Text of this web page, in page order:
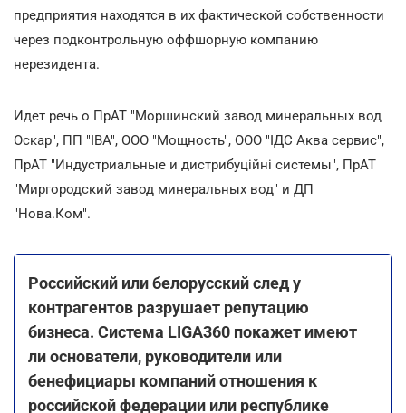
предприятия находятся в их фактической собственности
через подконтрольную оффшорную компанию
нерезидента.
Идет речь о ПрАТ "Моршинский завод минеральных вод
Оскар", ПП "ІВА", ООО "Мощность", ООО "ІДС Аква сервис",
ПрАТ "Индустриальные и дистрибуційні системы", ПрАТ
"Миргородский завод минеральных вод" и ДП
"Нова.Ком".
Российский или белорусский след у
контрагентов разрушает репутацию
бизнеса. Система LIGA360 покажет имеют
ли основатели, руководители или
бенефициары компаний отношения к
российской федерации или республике